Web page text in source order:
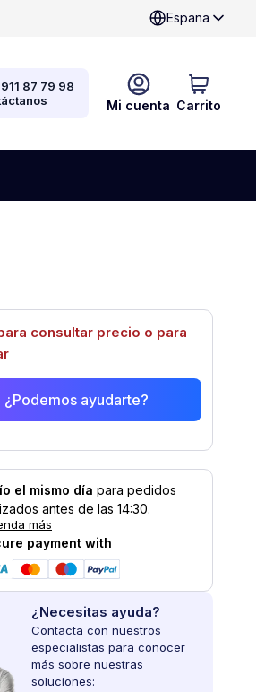
Espana
Mi cuenta Carrito
87 79 98
consultar precio o para
¿Podemos ayudarte?
el mismo día para pedidos
antes de las 14:30.
más
payment with
¿Necesitas ayuda?
Contacta con nuestros
especialistas para conocer
más sobre nuestras
soluciones: